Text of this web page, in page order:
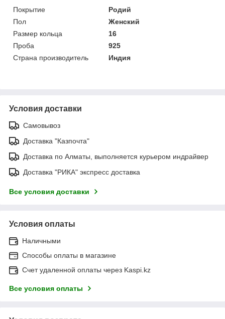
Покрытие
Родий
Пол
Женский
Размер кольца
16
Проба
925
Страна производитель
Индия
Условия доставки
Самовывоз
Доставка "Казпочта"
Доставка по Алматы, выполняется курьером индрайвер
Доставка "РИКА" экспресс доставка
Все условия доставки
Условия оплаты
Наличными
Способы оплаты в магазине
Счет удаленной оплаты через Kaspi.kz
Все условия оплаты